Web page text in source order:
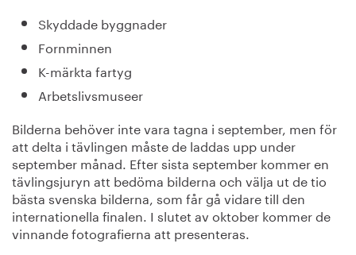
Skyddade byggnader
Fornminnen
K-märkta fartyg
Arbetslivsmuseer
Bilderna behöver inte vara tagna i september, men för
att delta i tävlingen måste de laddas upp under
september månad. Efter sista september kommer en
tävlingsjuryn att bedöma bilderna och välja ut de tio
bästa svenska bilderna, som får gå vidare till den
internationella finalen. I slutet av oktober kommer de
vinnande fotografierna att presenteras.